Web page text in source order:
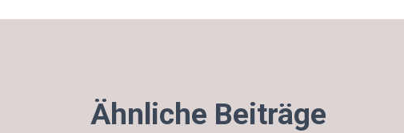
Ähnliche Beiträge